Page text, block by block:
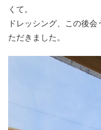
くて。
ドレッシング、この後
ただきました。